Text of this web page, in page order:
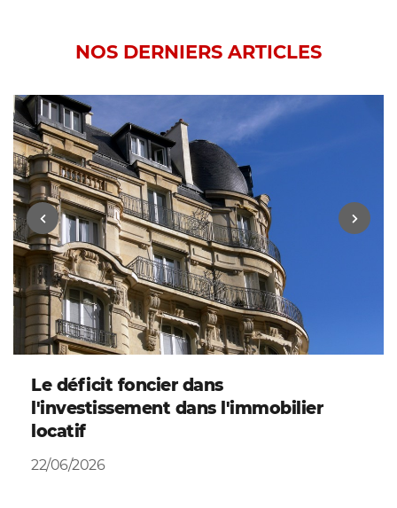
NOS DERNIERS ARTICLES
Le déficit foncier dans
l'investissement dans l'immobilier
locatif
22/06/2026